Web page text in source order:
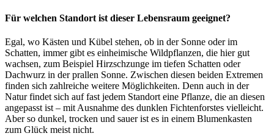
Für welchen Standort ist dieser Lebensraum geeignet?
Egal, wo Kästen und Kübel stehen, ob in der Sonne oder im
Schatten, immer gibt es einheimische Wildpflanzen, die hier gut
wachsen, zum Beispiel Hirzschzunge im tiefen Schatten oder
Dachwurz in der prallen Sonne. Zwischen diesen beiden Extremen
finden sich zahlreiche weitere Möglichkeiten. Denn auch in der
Natur findet sich auf fast jedem Standort eine Pflanze, die an diesen
angepasst ist – mit Ausnahme des dunklen Fichtenforstes vielleicht.
Aber so dunkel, trocken und sauer ist es in einem Blumenkasten
zum Glück meist nicht.